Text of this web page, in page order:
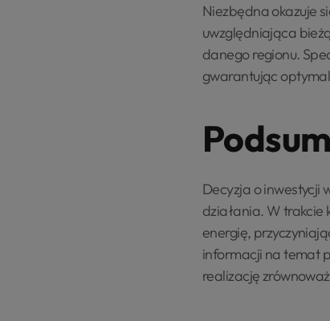
Niezbędna okazuje
uwzględniająca
danego regionu.
gwarantując
Decyzja o inwestycji
działania. W trakcie
energię,
informacji na temat
realizację